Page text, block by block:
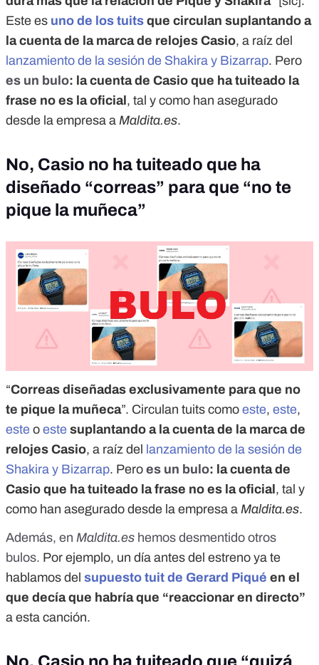
Este es uno de los tuits que circulan suplantando a
la cuenta de la marca de relojes Casio, a raíz del
lanzamiento de la sesión de Shakira y Bizarrap. Pero
es un bulo: la cuenta de Casio que ha tuiteado la
frase no es la oficial, tal y como han asegurado
desde la empresa a Maldita.es.
No, Casio no ha tuiteado que ha
diseñado “correas” para que “no te
pique la muñeca”
“Correas diseñadas exclusivamente para que no
te pique la muñeca”. Circulan tuits como este, este,
este o este suplantando a la cuenta de la marca de
relojes Casio, a raíz del
lanzamiento de la sesión de
Shakira y Bizarrap. Pero es un bulo: la cuenta de
Casio que ha tuiteado la frase no es la oficial , tal y
como han asegurado desde la empresa a Maldita.es.
Además, en Maldita.es hemos desmentido otros
bulos. Por ejemplo, un día antes del estreno ya te
hablamos del supuesto tuit de Gerard Piqué en el
que decía que habría que “reaccionar en directo”
a esta canción.